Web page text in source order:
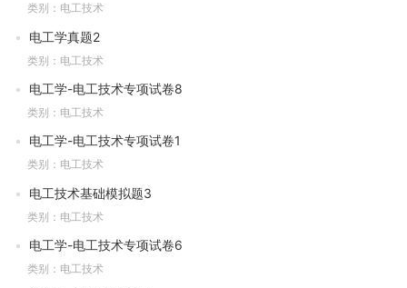
类别：电工技术
电工学真题2
类别：电工技术
电工学-电工技术专项试卷8
类别：电工技术
电工学-电工技术专项试卷1
类别：电工技术
电工技术基础模拟题3
类别：电工技术
电工学-电工技术专项试卷6
类别：电工技术